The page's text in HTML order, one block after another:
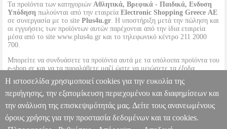
Τα προϊόντα των κατηγοριών Αθλητικά, Βρεφικά - Παιδικά, Ενδυση
Υπόδηση πωλούνται από την εταιρεία Electronic Shopping Greece ΑΕ
σε συνεργασία με το site Plus4u.gr. Η υποστήριξη μετά την πώληση και
οι εγγυήσεις των προϊόντων αυτών παρέχονται από την ίδια εταιρεία
μέσα από το site www.plus4u.gr και το τηλεφωνικό κέντρο 211 2000
700.
Μπορείτε να συνδυάσετε τα προϊόντα αυτά με τα υπόλοιπα προϊόντα του
e-shop.gr και να τα παραλάβετε μαζί ώστε να μειώσετε τα έξοδα
αποστολής. Μπορείτε επίσης να παραλάβετε από οποιοδήποτε eshop
point με μηδενικά έξοδα αποστολής ανεξαρτήτως ύψους παραγγελίας!
ΠΑΠΟΥΤΣΙ SUPERGA 2750-COTU CLASSIC S000010 ΜΑΥΡΟ
PL3.122167400 PL3.122167400 SUPERGA SUPERGA ΑΝΔΡΑΣ-
SNEAKERS Κατηγορία: ΑΝΔΡΑΣ-SNEAKERS
Η ιστοσελίδα χρησιμοποιεί cookies για την ευκολία της
περιήγησης, την εξατομίκευση περιεχομένου και διαφημίσεων και
την ανάλυση της επισκεψιμότητάς μας. Δείτε τους ανανεωμένους
όρους χρήσης για την προστασία δεδομένων και τα cookies.